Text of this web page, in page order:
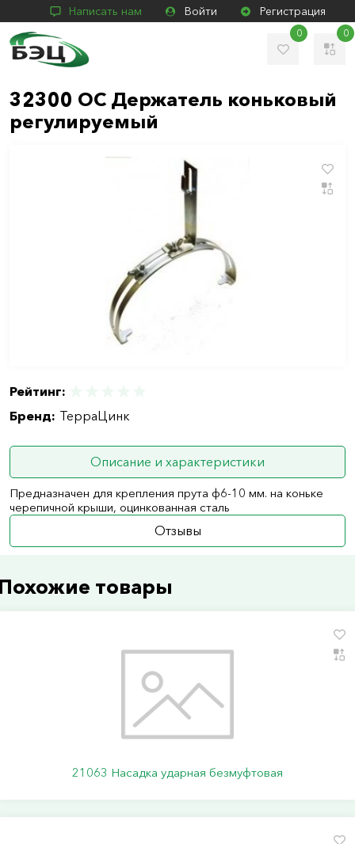
Написать нам Войти Регистрация
0 0
32300 ОС Держатель коньковый
регулируемый
Рейтинг:
Бренд: ТерраЦинк
Описание и характеристики
Предназначен для крепления прута ф6-10 мм. на коньке
черепичной крыши, оцинкованная сталь
Отзывы
товары
21063 Насадка ударная безмуфтовая